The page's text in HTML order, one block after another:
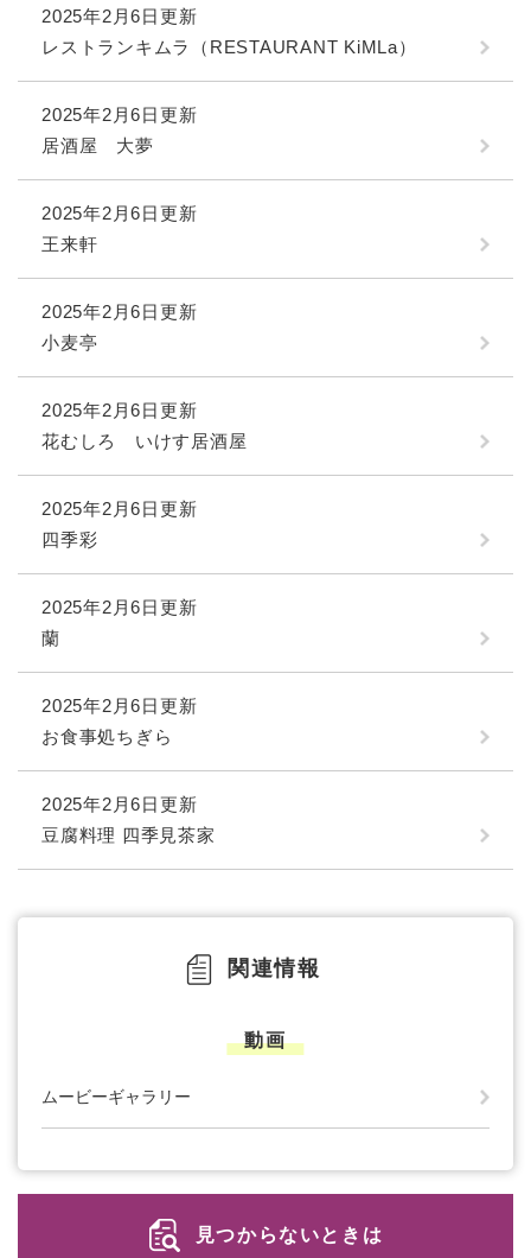
2025年2月6日更新
レストランキムラ（RESTAURANT KiMLa）
2025年2月6日更新
居酒屋 大夢
2025年2月6日更新
王来軒
2025年2月6日更新
小麦亭
2025年2月6日更新
花むしろ いけす居酒屋
2025年2月6日更新
四季彩
2025年2月6日更新
蘭
2025年2月6日更新
お食事処ちぎら
2025年2月6日更新
豆腐料理 四季見茶家
関連情報
動画
ムービーギャラリー
見つからないときは